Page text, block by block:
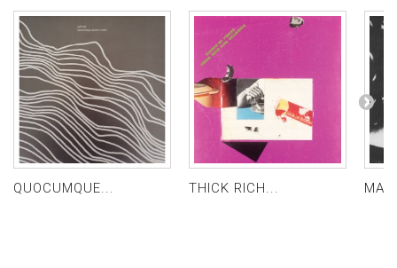
QUOCUMQUE... THICK RICH...